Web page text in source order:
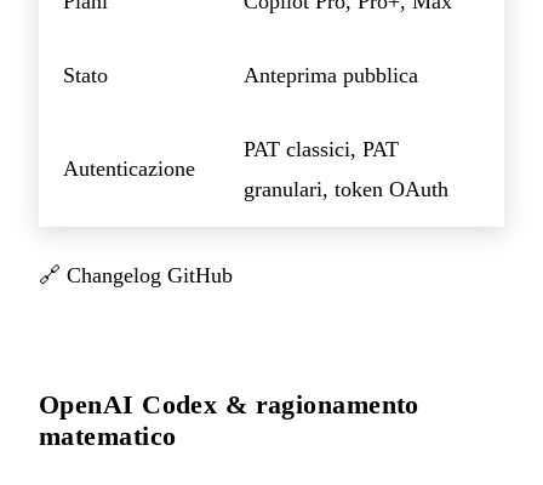
Stato Anteprima pubblica
Autenticazione
PAT classici, PAT
granulari, token OAuth
🔗 Changelog GitHub
OpenAI Codex & ragionamento
matematico